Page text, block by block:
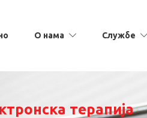
О нама Службе
терапија